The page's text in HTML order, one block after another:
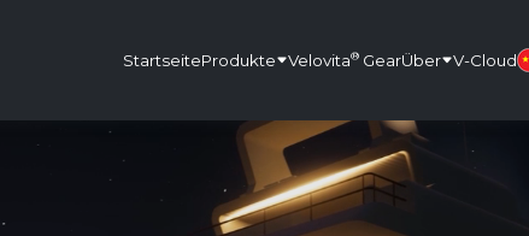
StartseiteProdukte Velovita® GearÜber V-Cloud